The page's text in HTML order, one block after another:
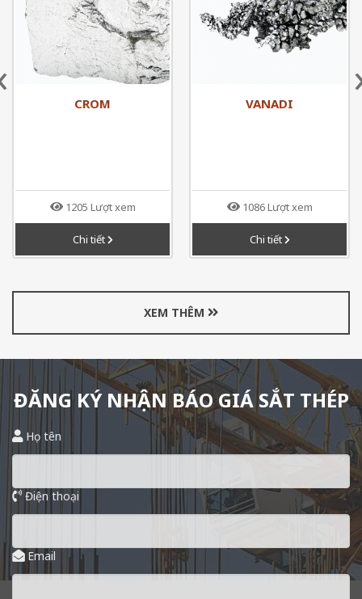
CROM
1205 Lượt xem
Chi tiết
VANADI
1086 Lượt xem
Chi tiết
XEM THÊM
ĐĂNG KÝ NHẬN BÁO GIÁ SẮT THÉP
Họ tên
Điện thoại
Email